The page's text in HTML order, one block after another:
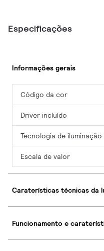
Especificações
Informações gerais
Código da cor
Driver incluído
Tecnologia de iluminação
Escala de valor
Caraterísticas técnicas da
Funcionamento e